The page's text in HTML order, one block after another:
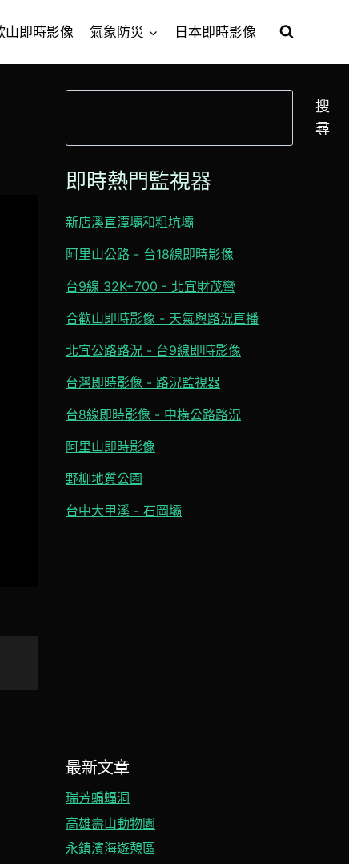
山即時影像 氣象防災 日本即時影像
搜
尋
即時熱門監視器
新店溪直潭壩和粗坑壩
阿里山公路 - 台18線即時影像
台9線 32K+700 - 北宜財茂彎
合歡山即時影像 - 天氣與路況直播
北宜公路路況 - 台9線即時影像
台灣即時影像 - 路況監視器
台8線即時影像 - 中橫公路路況
阿里山即時影像
野柳地質公園
台中大甲溪 - 石岡壩
最新文章
瑞芳蝙蝠洞
高雄壽山動物園
永鎮濱海遊憩區